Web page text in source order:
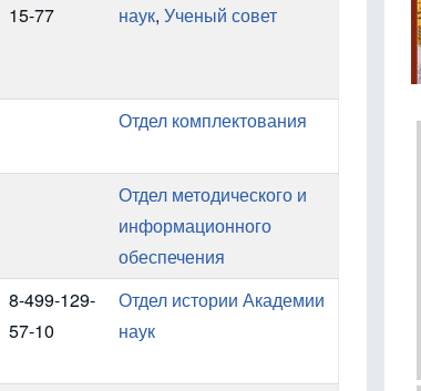
15-77
наук, Ученый совет
Отдел комплектования
Отдел методического и
информационного
обеспечения
8-499-129-
57-10
Отдел истории Академии
наук